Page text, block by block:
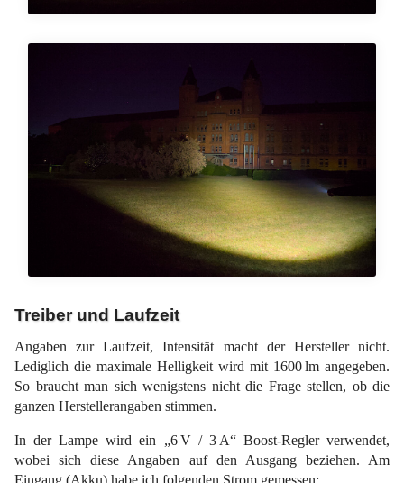
Treiber und Laufzeit
Angaben zur Laufzeit, Intensität macht der Hersteller nicht.
Lediglich die maximale Helligkeit wird mit 1600 lm angegeben.
So braucht man sich wenigstens nicht die Frage stellen, ob die
ganzen Herstellerangaben stimmen.
In der Lampe wird ein „6 V / 3 A“ Boost-Regler verwendet,
wobei sich diese Angaben auf den Ausgang beziehen. Am